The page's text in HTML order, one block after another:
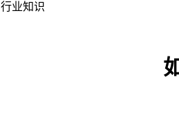
行业知识